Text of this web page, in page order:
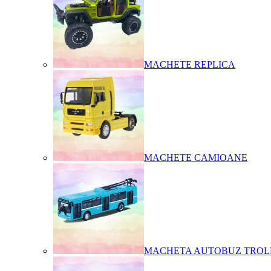
MACHETE REPLICA
MACHETE CAMIOANE
MACHETA AUTOBUZ